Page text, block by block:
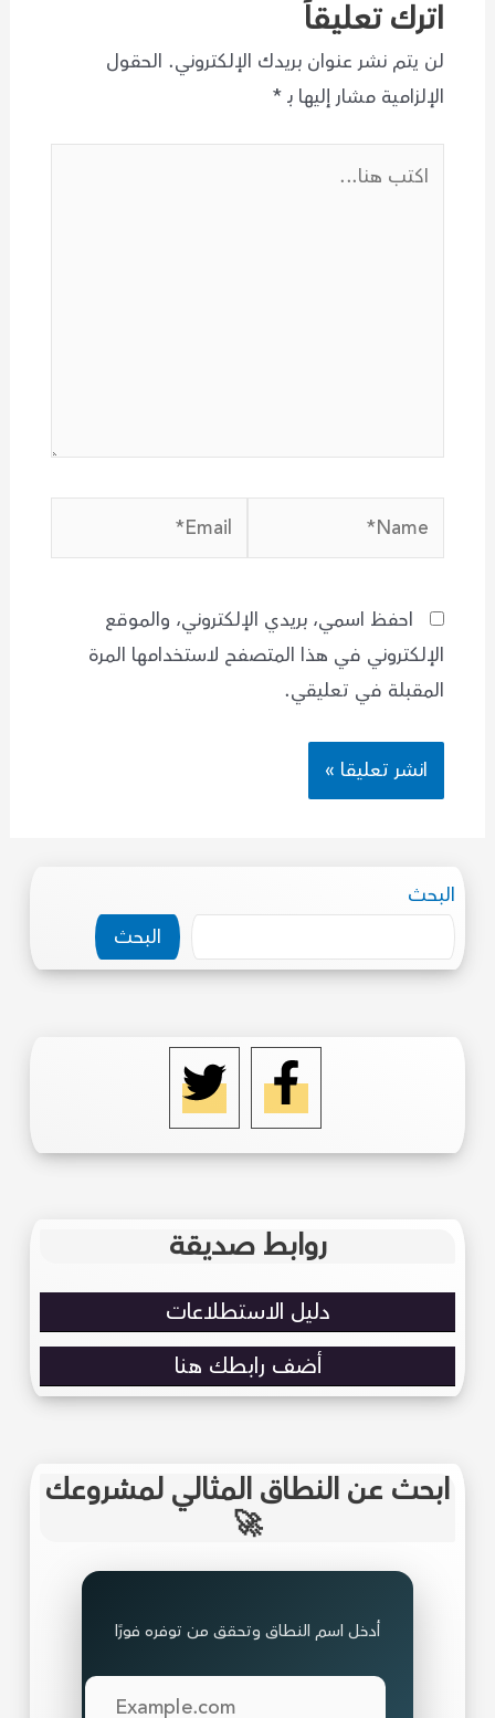
اترك تعليقاً
لن يتم نشر عنوان بريدك الإلكتروني. الحقول
الإلزامية مشار إليها بـ*
Email*
احفظ اسمي، بريدي الإلكتروني، والموقع
الإلكتروني في هذا المتصفح لاستخدامها المرة
المقبلة في تعليقي.
البحث
البحث
روابط صديقة
دليل الاستطلاعات
أضف رابطك هنا
ابحث عن النطاق المثالي لمشروعك
🚀
أدخل اسم النطاق وتحقق من توفره فورًا